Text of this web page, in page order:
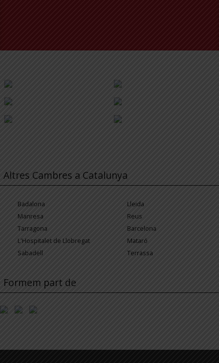
Altres Cambres a Catalunya
Badalona
Lleida
Manresa
Reus
Tarragona
Barcelona
L'Hospitalet de Llobregat
Mataró
Sabadell
Terrassa
Formem part de